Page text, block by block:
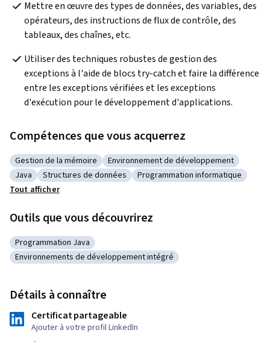
Mettre en œuvre des types de données, des variables, des
opérateurs, des instructions de flux de contrôle, des
tableaux, des chaînes, etc.
Utiliser des techniques robustes de gestion des
exceptions à l'aide de blocs try-catch et faire la différence
entre les exceptions vérifiées et les exceptions
d'exécution pour le développement d'applications.
Compétences que vous acquerrez
Catégorie : Gestion de la mémoire
Gestion de la mémoire Catégorie : Environnement de
Environnement de développement
Catégorie : Java
Java Catégorie : Structures de données
Structures de données Catégorie : Programmation
Programmation informatique
Tout afficher
Outils que vous découvrirez
Catégorie : Programmation Java
Programmation Java
Catégorie : Environnements de développement intégré
Environnements de développement intégré
Détails à connaître
Certificat partageable
Ajouter à votre profil LinkedIn